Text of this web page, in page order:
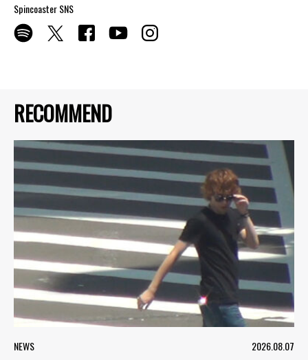
RECOMMEND
NEWS 2026.08.07
Spincoaster SNS